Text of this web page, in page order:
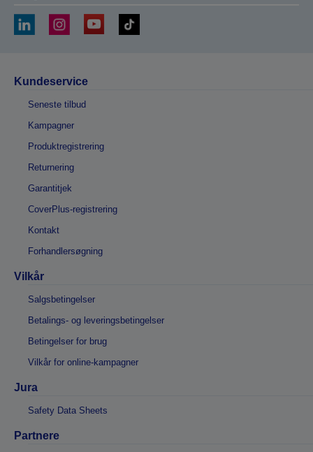
Kundeservice
Seneste tilbud
Kampagner
Produktregistrering
Returnering
Garantitjek
CoverPlus-registrering
Kontakt
Forhandlersøgning
Vilkår
Salgsbetingelser
Betalings- og leveringsbetingelser
Betingelser for brug
Vilkår for online-kampagner
Jura
Safety Data Sheets
Partnere